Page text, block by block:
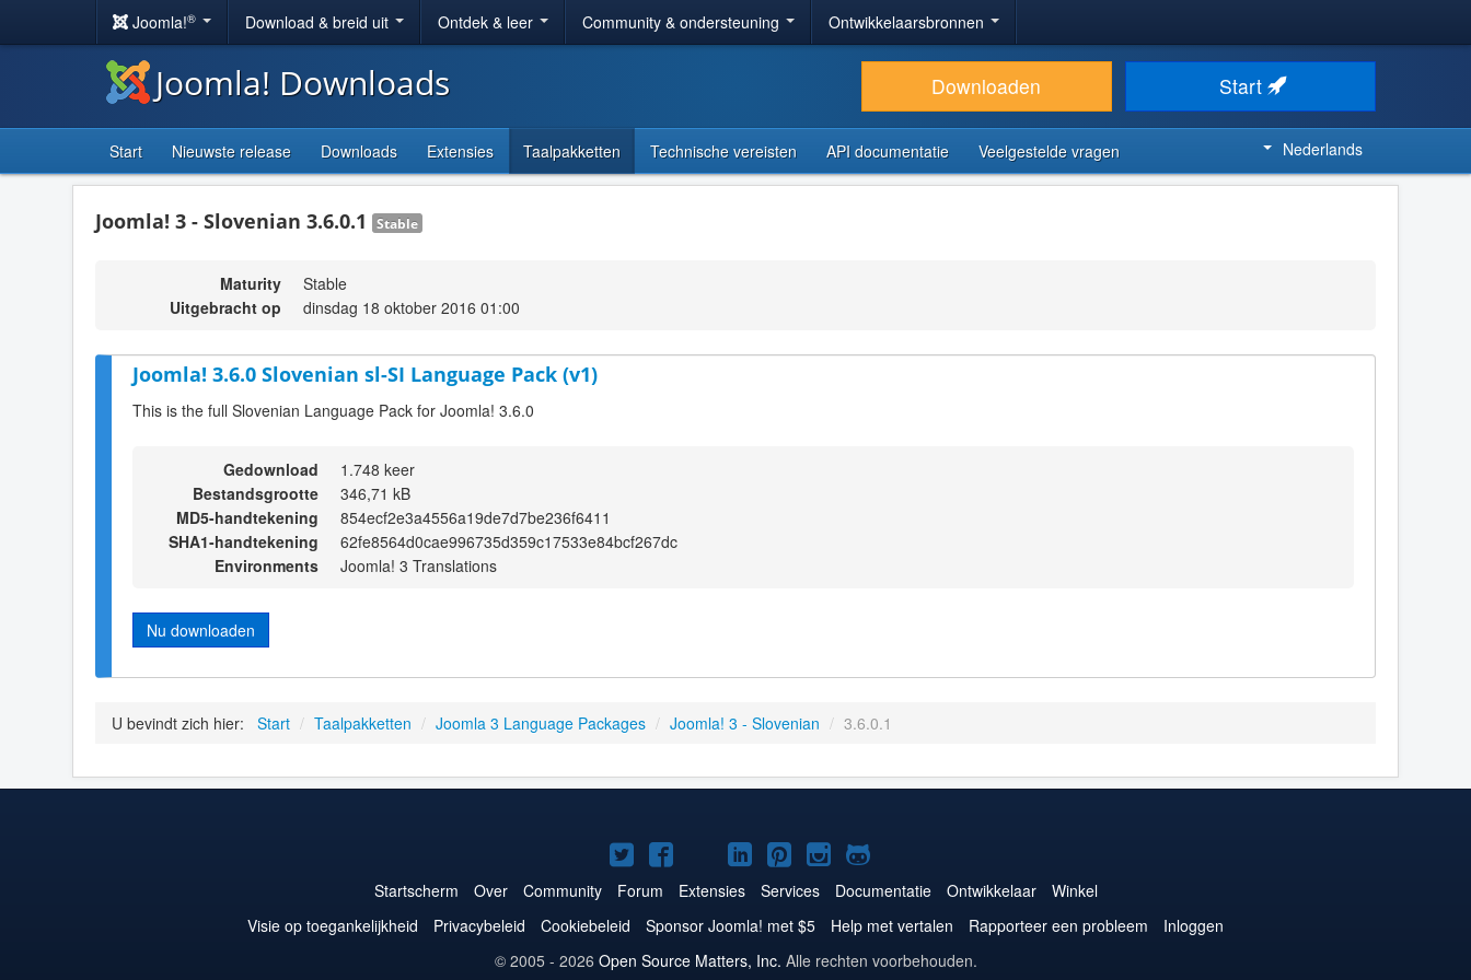
Joomla!® Download & breid uit Ontdek & leer Community & ondersteuning Ontwikkelaarsbronnen
Joomla! Downloads Downloaden Start
Start Nieuwste release Downloads Extensies Taalpakketten Technische vereisten API documentatie Veelgestelde vragen Nederlands
Joomla! 3 - Slovenian 3.6.0.1 Stable
Maturity
Stable
Uitgebracht op
dinsdag 18 oktober 2016 01:00
Joomla! 3.6.0 Slovenian sl-SI Language Pack (v1)
This is the full Slovenian Language Pack for Joomla! 3.6.0
Gedownload
1.748 keer
Bestandsgrootte
346,71 kB
MD5-handtekening
854ecf2e3a4556a19de7d7be236f6411
SHA1-handtekening
62fe8564d0cae996735d359c17533e84bcf267dc
Environments
Joomla! 3 Translations
Nu downloaden
U bevindt zich hier: Start / Taalpakketten / Joomla 3 Language Packages / Joomla! 3 - Slovenian / 3.6.0.1
Joomla!
op
Twitter
Joomla!
op
Facebook
Joomla!
op
YouTube
Joomla!
op
LinkedIn
Joomla!
op
Pinterest
Joomla!
op
Instagram
Joomla!
op
GitHub
Startscherm Over Community Forum Extensies Services Documentatie Ontwikkelaar
Winkel
Visie op toegankelijkheid
Privacybeleid Cookiebeleid Sponsor Joomla! met $5 Help met vertalen Rapporteer een probleem
Inloggen
© 2005 - 2026 Open Source Matters, Inc. Alle rechten voorbehouden.